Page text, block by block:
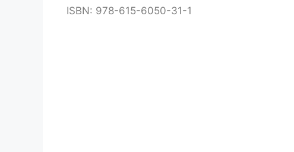
ISBN: 978-615-6050-31-1